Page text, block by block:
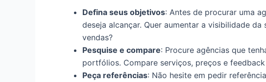
Defina seus objetivos: Antes de procurar uma
deseja alcançar. Quer aumentar a visibilidade
vendas?
Pesquise e compare: Procure agências que
portfólios. Compare serviços, preços e
Peça referências: Não hesite em pedir